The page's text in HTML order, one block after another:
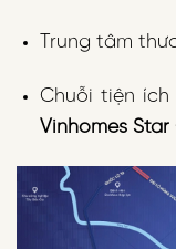
Trung tâm
Chuỗi tiện
Vinhomes Star